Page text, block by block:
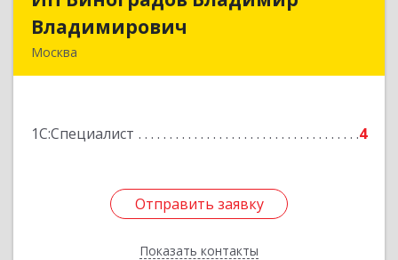
Владимирович
Москва
1С:Специалист 4
Отправить заявку
Показать контакты
Подробнее
Отправить заявку
Назад